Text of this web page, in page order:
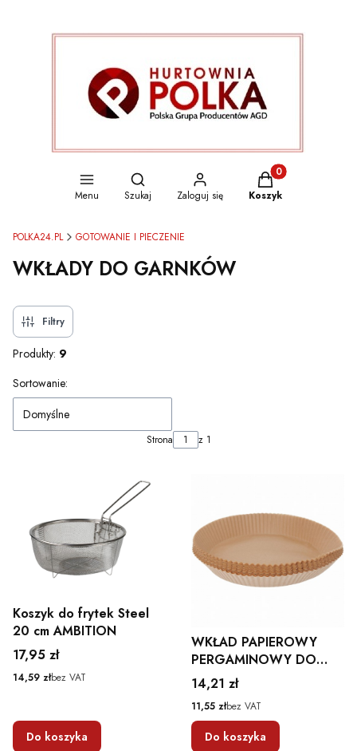
Menu
Otwórz wyszukiwarkę
Szukaj Zaloguj się
Produkty w
Koszyk
POLKA24.PL GOTOWANIE I PIECZENIE
WKŁADY DO GARNKÓW
Filtry
Produkty: 9
Lista produktów
Sortowanie:
Domyślne
Strona z 1
Koszyk do frytek Steel
20 cm AMBITION
Cena
17,95 zł
Cena
14,59 złbez VAT
Do koszyka
WKŁAD PAPIEROWY
PERGAMINOWY DO
FRYTOWNICY
BEZTŁUSZCZ 16CM
100SZT BRUNBETE
Cena
14,21 zł
Cena
11,55 złbez VAT
Do koszyka